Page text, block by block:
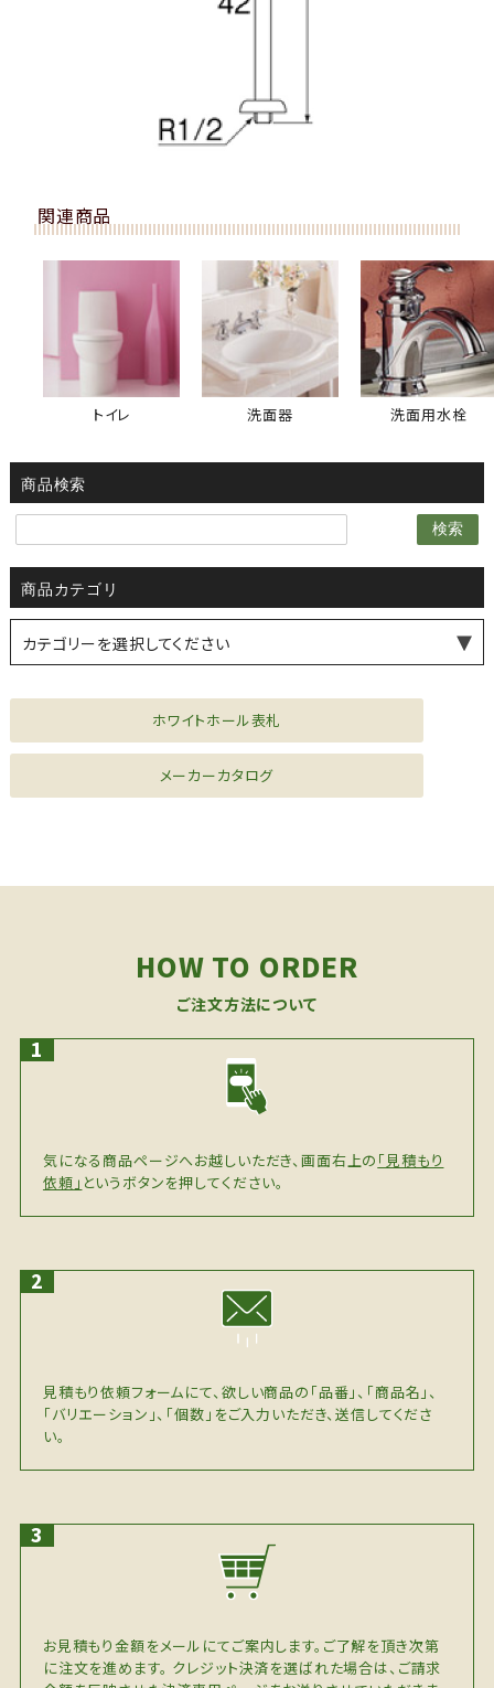
関連商品
トイレ 洗面器 洗面用水栓
商品検索
検索
商品カテゴリ
カテゴリーを選択してください
ホワイトホール表札
メーカーカタログ
HOW TO ORDER
ご注文方法について
気になる商品ページへお越しいただき、画面右上の 「見積もり
依頼」 というボタンを押してください。
見積もり依頼フォームにて、欲しい商品の「品番」、「商品名」、
「バリエーション」、「個数」をご入力いただき、送信してくださ
い。
お見積もり金額をメールにてご案内します。ご了解を頂き次第
に注文を進めます。 クレジット決済を選ばれた場合は、ご請求